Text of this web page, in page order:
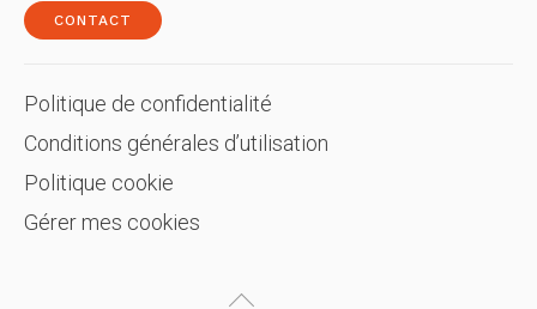
CONTACT
Politique de confidentialité
Conditions générales d’utilisation
Politique cookie
Gérer mes cookies